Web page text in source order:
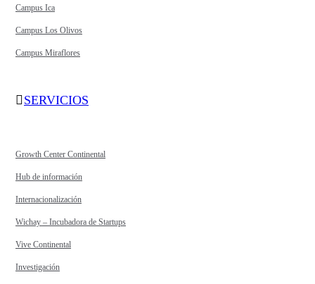
Campus Ica
Campus Los Olivos
Campus Miraflores
SERVICIOS
Growth Center Continental
Hub de información
Internacionalización
Wichay – Incubadora de Startups
Vive Continental
Investigación